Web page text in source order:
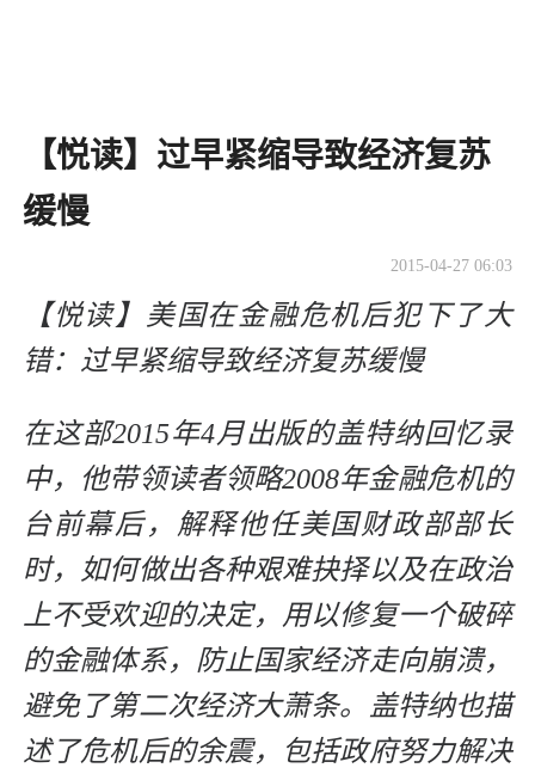
【悦读】过早紧缩导致经济复苏
缓慢
2015-04-27 06:03
【悦读】美国在金融危机后犯下了大
错：过早紧缩导致经济复苏缓慢
在这部2015年4月出版的盖特纳回忆录
中，他带领读者领略2008年金融危机的
台前幕后，解释他任美国财政部部长
时，如何做出各种艰难抉择以及在政治
上不受欢迎的决定，用以修复一个破碎
的金融体系，防止国家经济走向崩溃，
避免了第二次经济大萧条。盖特纳也描
述了危机后的余震，包括政府努力解决